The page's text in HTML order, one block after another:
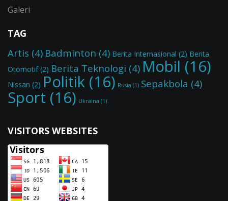
Galeri
TAG
Artis (4) Badminton (4) Berita Internasional (2) Berita
Otomotif(2) Berita Teknologi (4) Mobil (16)
Nissan (2) Politik (16) Rusia (1) Sepakbola (4)
Sport (16) Ukraina (1)
VISITORS WEBSITES